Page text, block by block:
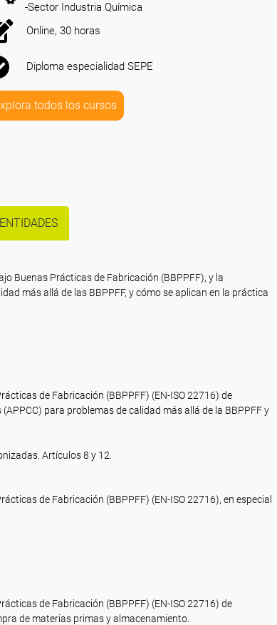
-Sector Industria Química
Online, 30 horas
Diploma especialidad SEPE
todos los cursos
ENTIDADES
Buenas Prácticas de Fabricación (BBPPFF), y la
más allá de las BBPPFF, y cómo se aplican en la práctica
de Fabricación (BBPPFF) (EN-ISO 22716) de
para problemas de calidad más allá de la BBPPFF y
Artículos 8 y 12.
de Fabricación (BBPPFF) (EN-ISO 22716), en especial
de Fabricación (BBPPFF) (EN-ISO 22716) de
de materias primas y almacenamiento.